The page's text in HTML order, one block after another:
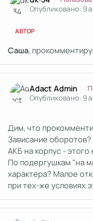
Опубликовано:9
АВТОР
Саша,
Adact Admin
Опубликовано:9
Дим, что
Зависание
АКБ на корпус - этого
По подергушкам "на
характера? Малое
при тех-же условиях